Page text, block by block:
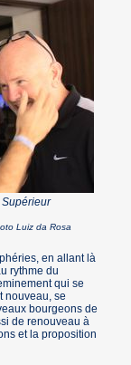
Supérieur
Luiz da Rosa
en allant là
rythme du
qui se
nouveau, se
bourgeons de
de renouveau à
et la proposition